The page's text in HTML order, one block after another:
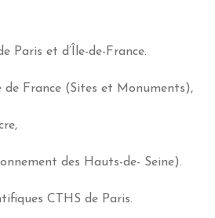
Paris et d’Île-de-France.
de France (Sites et Monuments),
des Hauts-de- Seine).
CTHS de Paris.